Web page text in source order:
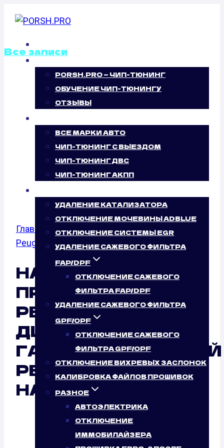
PORSH.PRO — ЧИП-ТЮНИНГ
ОБУЧЕНИЕ ЧИП-ТЮНИНГУ
ОТЗЫВЫ
ВСЕ МАРКИ АВТО
ЧИП-ТЮНИНГ С ВЫЕЗДОМ
ЧИП-ТЮНИНГ ДВС
ЧИП-ТЮНИНГ АКПП
УДАЛЕНИЕ КАТАЛИЗАТОРА
ОТКЛЮЧЕНИЕ МОЧЕВИНЫ ADBLUE
ОТКЛЮЧЕНИЕ СИСТЕМЫ EGR
УДАЛЕНИЕ САЖЕВОГО ФИЛЬТРА
FAP/DPF
ОТКЛЮЧЕНИЕ САЖЕВОГО
ФИЛЬТРА FAP/DPF
УДАЛЕНИЕ САЖЕВОГО ФИЛЬТРА
GPF/OPF
ОТКЛЮЧЕНИЕ САЖЕВОГО
ФИЛЬТРА GPF/OPF
ОТКЛЮЧЕНИЕ ВИХРЕВЫХ ЗАСЛОНОК
КАЛИБРОВКА ФАЙЛОВ ПРОШИВОК
РАЗНОЕ
АВТОЭЛЕКТРИКА
ОТКЛЮЧЕНИЕ
ИММОБИЛАЙЗЕРА
Все записи
КАЛИБРОВКА
ФАЙЛОВ
ПРОШИВОК
PEUGEOT 807
Главная /Калибровка файлов прошивок
Peugeot /807
НАСТРОЙКА
ПРОШИВОК ЭБУ
PEUGEOT 807
ДИСТАНЦИОННО:
ГАРАНТИРОВАННЫЙ
РЕЗУЛЬТАТ ОТ
НАШЕГО СЕРВИСА
Калибровка файлов прошивок Peugeot